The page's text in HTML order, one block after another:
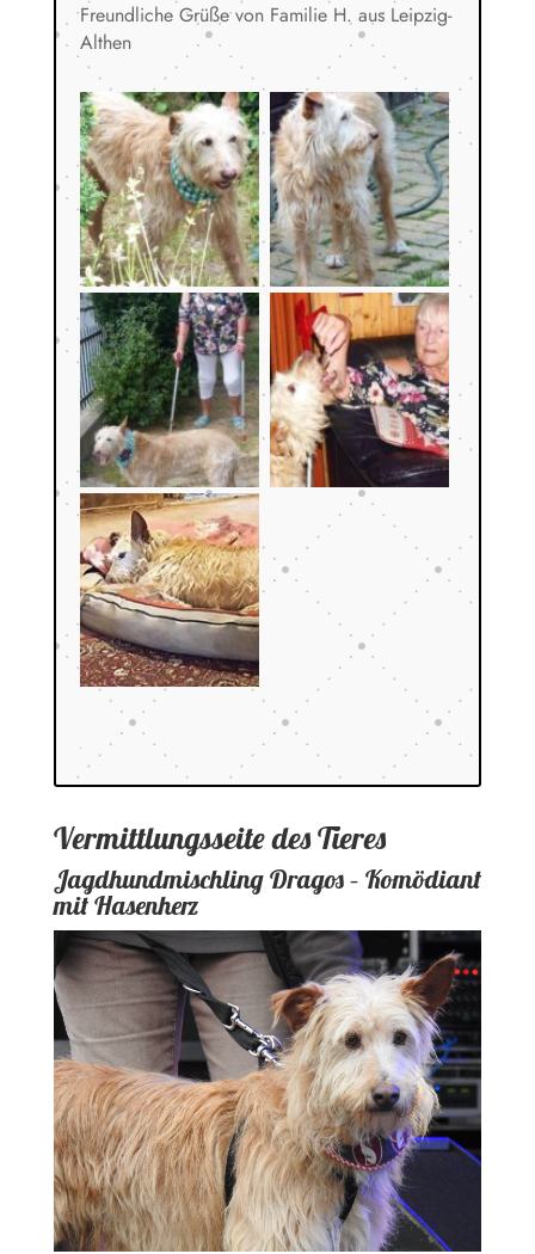
Freundliche Grüße von Familie H. aus Leipzig-
Althen
Vermittlungsseite des Tieres
Jagdhundmischling Dragos – Komödiant
mit Hasenherz